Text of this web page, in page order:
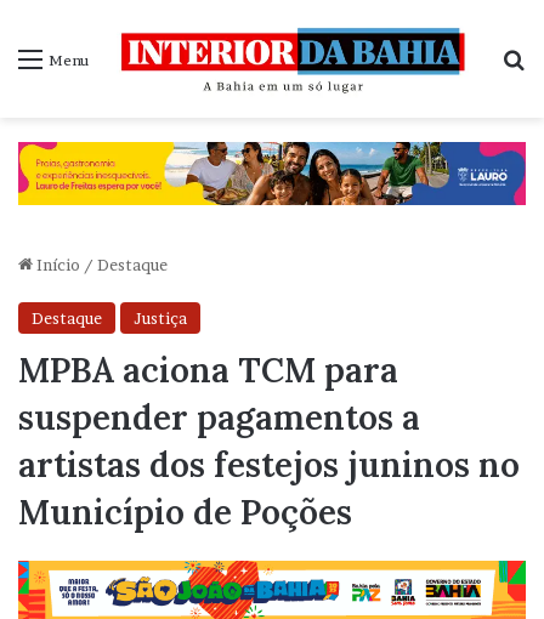
Menu
Início / Destaque
Destaque Justiça
MPBA aciona TCM para
suspender pagamentos a
artistas dos festejos juninos no
Município de Poções